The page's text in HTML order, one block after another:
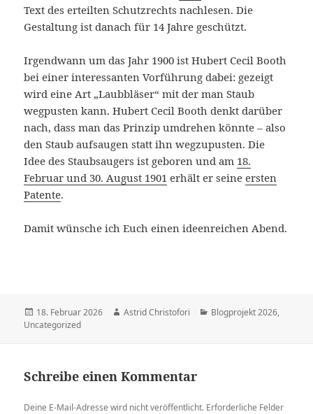
Text des erteilten Schutzrechts nachlesen. Die
Gestaltung ist danach für 14 Jahre geschützt.
Irgendwann um das Jahr 1900 ist Hubert Cecil Booth
bei einer interessanten Vorführung dabei: gezeigt
wird eine Art „Laubbläser“ mit der man Staub
wegpusten kann. Hubert Cecil Booth denkt darüber
nach, dass man das Prinzip umdrehen könnte – also
den Staub aufsaugen statt ihn wegzupusten. Die
Idee des Staubsaugers ist geboren und am 18.
Februar und 30. August 1901 erhält er seine ersten
Patente.
Damit wünsche ich Euch einen ideenreichen Abend.
Veröffentlicht
am
18. Februar 2026 Autor
Astrid Christofori Kategorien
Blogprojekt 2026,
Uncategorized
Schreibe einen Kommentar
Deine E-Mail-Adresse wird nicht veröffentlicht. Erforderliche Felder